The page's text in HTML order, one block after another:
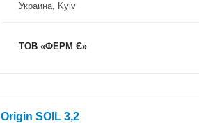
Украина, Kyiv
ТОВ «ФЕРМ Є»
Origin SOIL 3,2